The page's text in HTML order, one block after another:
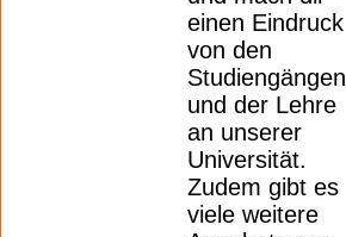
einen Eindruck
von den
Studiengängen
und der Lehre
an unserer
Universität.
Zudem gibt es
viele weitere